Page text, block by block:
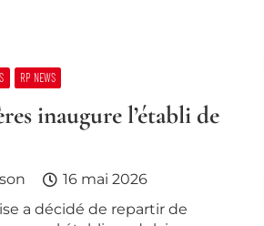
RP NEWS
inaugure l’établi de
16 mai 2026
a décidé de repartir de